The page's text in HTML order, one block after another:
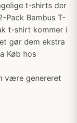
t-shirts der
Pack Bambus T-
t-shirt kommer i
gør dem ekstra
Køb hos
være genereret